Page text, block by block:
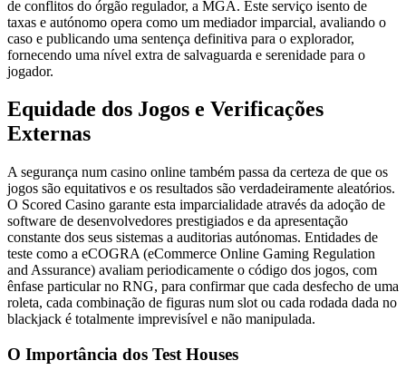
de conflitos do órgão regulador, a MGA. Este serviço isento de
taxas e autónomo opera como um mediador imparcial, avaliando o
caso e publicando uma sentença definitiva para o explorador,
fornecendo uma nível extra de salvaguarda e serenidade para o
jogador.
Equidade dos Jogos e Verificações
Externas
A segurança num casino online também passa da certeza de que os
jogos são equitativos e os resultados são verdadeiramente aleatórios.
O Scored Casino garante esta imparcialidade através da adoção de
software de desenvolvedores prestigiados e da apresentação
constante dos seus sistemas a auditorias autónomas. Entidades de
teste como a eCOGRA (eCommerce Online Gaming Regulation
and Assurance) avaliam periodicamente o código dos jogos, com
ênfase particular no RNG, para confirmar que cada desfecho de uma
roleta, cada combinação de figuras num slot ou cada rodada dada no
blackjack é totalmente imprevisível e não manipulada.
O Importância dos Test Houses